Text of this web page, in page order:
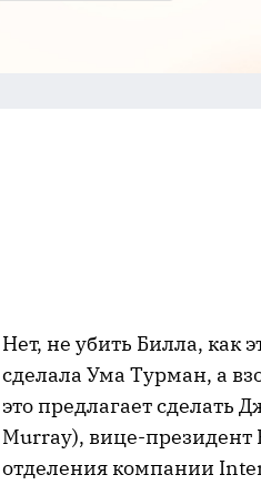
Нет, не убить Билла, как
сделала Ума Турман, а
это предлагает сделать
Murray), вице-президент
отделения компании